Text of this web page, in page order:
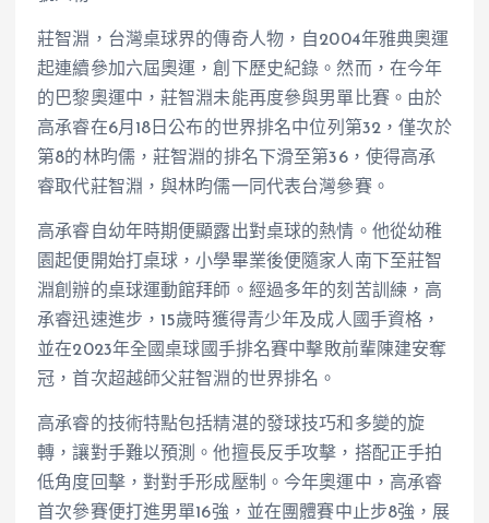
莊智淵，台灣桌球界的傳奇人物，自2004年雅典奧運
起連續參加六屆奧運，創下歷史紀錄。然而，在今年
的巴黎奧運中，莊智淵未能再度參與男單比賽。由於
高承睿在6月18日公布的世界排名中位列第32，僅次於
第8的林昀儒，莊智淵的排名下滑至第36，使得高承
睿取代莊智淵，與林昀儒一同代表台灣參賽。
高承睿自幼年時期便顯露出對桌球的熱情。他從幼稚
園起便開始打桌球，小學畢業後便隨家人南下至莊智
淵創辦的桌球運動館拜師。經過多年的刻苦訓練，高
承睿迅速進步，15歲時獲得青少年及成人國手資格，
並在2023年全國桌球國手排名賽中擊敗前輩陳建安奪
冠，首次超越師父莊智淵的世界排名。
高承睿的技術特點包括精湛的發球技巧和多變的旋
轉，讓對手難以預測。他擅長反手攻擊，搭配正手拍
低角度回擊，對對手形成壓制。今年奧運中，高承睿
首次參賽便打進男單16強，並在團體賽中止步8強，展